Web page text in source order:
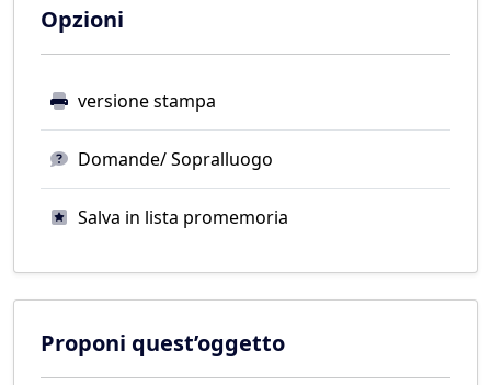
Opzioni
versione stampa
Domande/ Sopralluogo
Salva in lista promemoria
Proponi quest’oggetto